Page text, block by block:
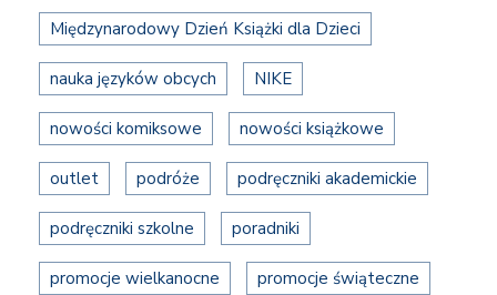
Międzynarodowy Dzień Książki dla Dzieci
nauka języków obcych NIKE
nowości komiksowe nowości książkowe
outlet podróże podręczniki akademickie
podręczniki szkolne poradniki
promocje wielkanocne promocje świąteczne